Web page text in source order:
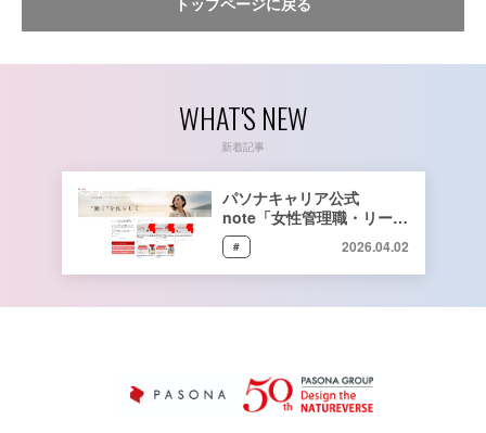
WHAT'S NEW
新着記事
イベント
パソナキャリア公式
note「女性管理職・リーダ
ーのリアルなキャリアスト
ーリー」をリリース
# 2026.04.02